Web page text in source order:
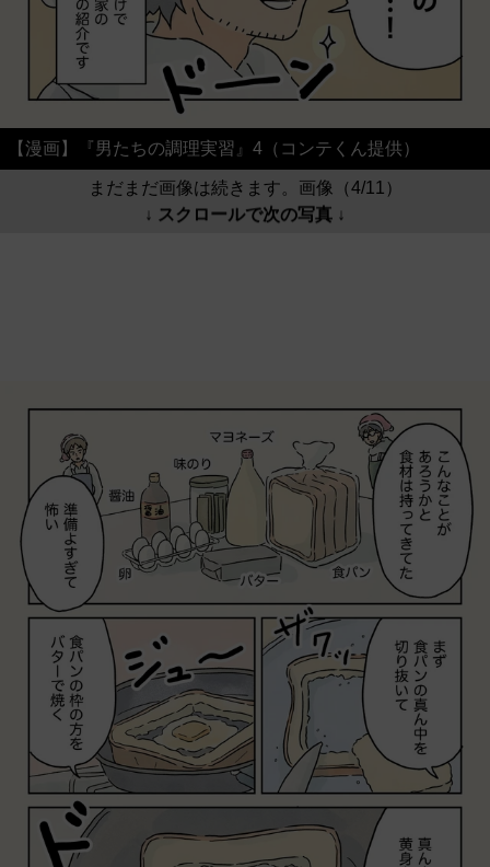
【漫画】『男たちの調理実習』4（コンテくん提供）
まだまだ画像は続きます。画像（4/11）
↓ スクロールで次の写真 ↓